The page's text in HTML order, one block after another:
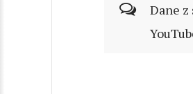
Dane